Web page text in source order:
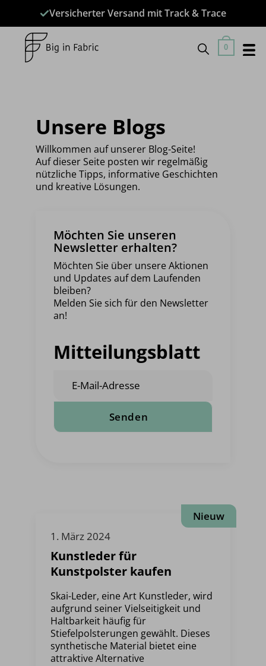
springen
Versicherter Versand mit Track & Trace
0
Unsere Blogs
Willkommen auf unserer Blog-Seite!
Auf dieser Seite posten wir regelmäßig
nützliche Tipps, informative Geschichten
und kreative Lösungen.
Möchten Sie unseren
Newsletter erhalten?
Möchten Sie über unsere Aktionen
und Updates auf dem Laufenden
bleiben?
Melden Sie sich für den Newsletter
an!
Mitteilungsblatt
Mail-
Kunstleder für
Kunstpolster kaufen
1. März 2024
Skai-Leder, eine Art Kunstleder, wird
aufgrund seiner Vielseitigkeit und
Haltbarkeit häufig für
Stiefelpolsterungen gewählt. Dieses
synthetische Material bietet eine
attraktive Alternative